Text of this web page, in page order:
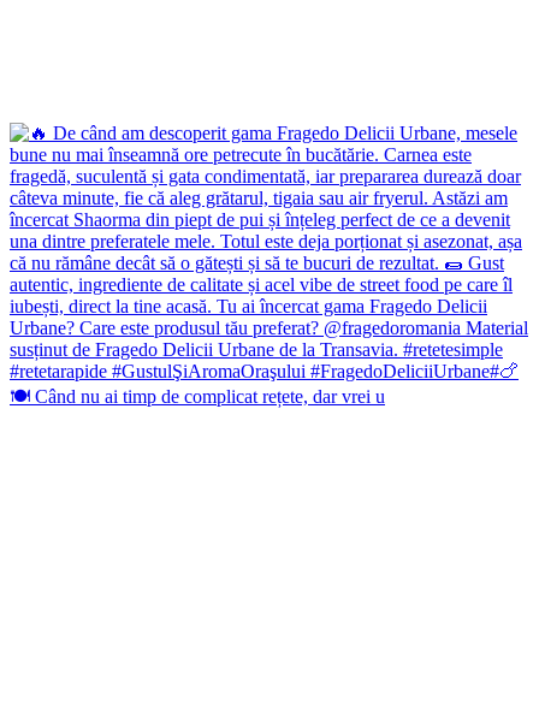
🍽️ Când nu ai timp de complicat rețete, dar vrei u